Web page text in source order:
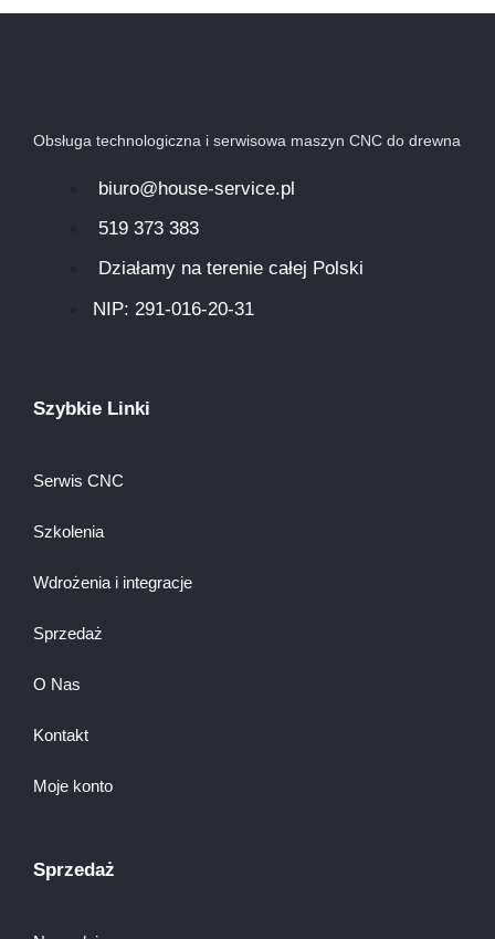
Obsługa technologiczna i serwisowa maszyn CNC do drewna
biuro@house-service.pl
519 373 383
Działamy na terenie całej Polski
NIP: 291-016-20-31​
Szybkie Linki
Serwis CNC
Szkolenia
Wdrożenia i integracje
Sprzedaż
O Nas
Kontakt
Moje konto
Sprzedaż